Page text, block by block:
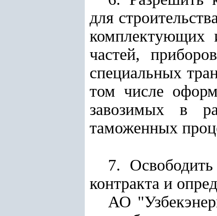
для
комплектующих
частей,
специальных
том числе
завозимых в
таможенных
7.
контракта и
АО